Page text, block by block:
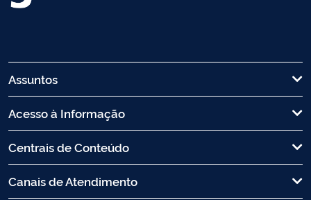
Assuntos
Acesso à Informação
Centrais de Conteúdo
Canais de Atendimento